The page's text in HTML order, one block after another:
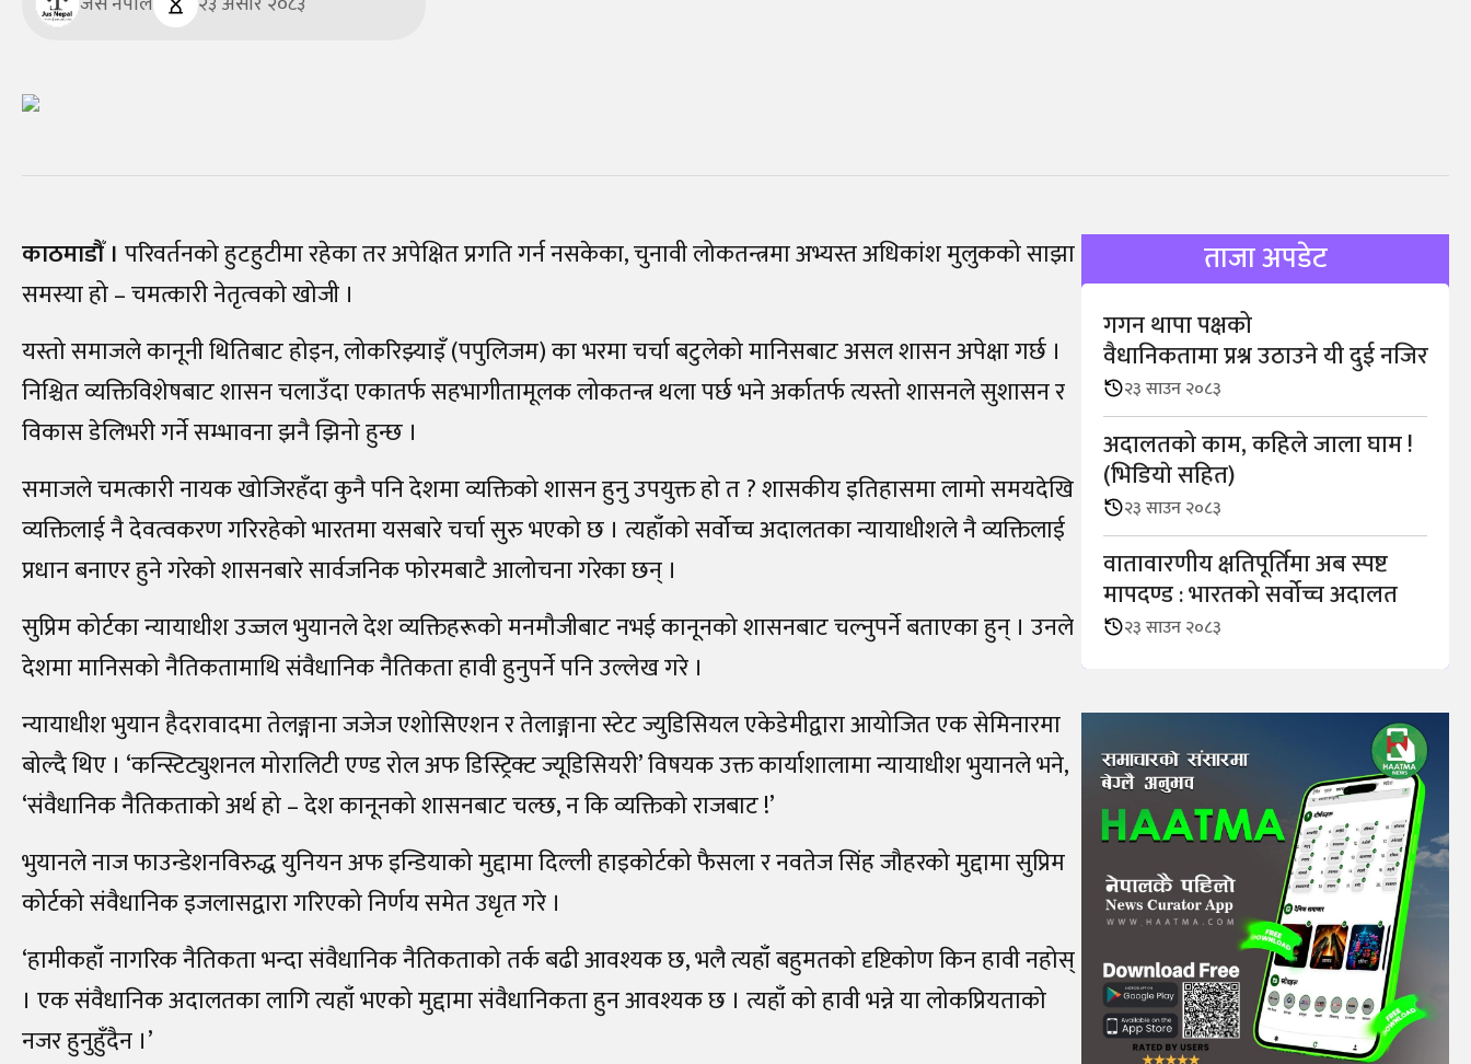
काठमाडौँ । परिवर्तनको हुटहुटीमा रहेका तर अपेक्षित प्रगति गर्न नसकेका, चुनावी लोकतन्त्रमा अभ्यस्त अधिकांश मुलुकको साझा
समस्या हो – चमत्कारी नेतृत्वको खोजी ।
यस्तो समाजले कानूनी थितिबाट होइन, लोकरिझ्याइँ (पपुलिजम) का भरमा चर्चा बटुलेको मानिसबाट असल शासन अपेक्षा गर्छ ।
निश्चित व्यक्तिविशेषबाट शासन चलाउँदा एकातर्फ सहभागीतामूलक लोकतन्त्र थला पर्छ भने अर्कातर्फ त्यस्तो शासनले सुशासन र
विकास डेलिभरी गर्ने सम्भावना झनै झिनो हुन्छ ।
समाजले चमत्कारी नायक खोजिरहँदा कुनै पनि देशमा व्यक्तिको शासन हुनु उपयुक्त हो त ? शासकीय इतिहासमा लामो समयदेखि
व्यक्तिलाई नै देवत्वकरण गरिरहेको भारतमा यसबारे चर्चा सुरु भएको छ । त्यहाँको सर्वोच्च अदालतका न्यायाधीशले नै व्यक्तिलाई
प्रधान बनाएर हुने गरेको शासनबारे सार्वजनिक फोरमबाटै आलोचना गरेका छन् ।
सुप्रिम कोर्टका न्यायाधीश उज्जल भुयानले देश व्यक्तिहरूको मनमौजीबाट नभई कानूनको शासनबाट चल्नुपर्ने बताएका हुन् । उनले
देशमा मानिसको नैतिकतामाथि संवैधानिक नैतिकता हावी हुनुपर्ने पनि उल्लेख गरे ।
न्यायाधीश भुयान हैदरावादमा तेलङ्गाना जजेज एशोसिएशन र तेलाङ्गाना स्टेट ज्युडिसियल एकेडेमीद्वारा आयोजित एक सेमिनारमा
बोल्दै थिए । ‘कन्स्टिट्युशनल मोरालिटी एण्ड रोल अफ डिस्ट्रिक्ट ज्यूडिसियरी’ विषयक उक्त कार्याशालामा न्यायाधीश भुयानले भने,
‘संवैधानिक नैतिकताको अर्थ हो – देश कानूनको शासनबाट चल्छ, न कि व्यक्तिको राजबाट !’
भुयानले नाज फाउन्डेशनविरुद्ध युनियन अफ इन्डियाको मुद्दामा दिल्ली हाइकोर्टको फैसला र नवतेज सिंह जौहरको मुद्दामा सुप्रिम
कोर्टको संवैधानिक इजलासद्वारा गरिएको निर्णय समेत उधृत गरे ।
‘हामीकहाँ नागरिक नैतिकता भन्दा संवैधानिक नैतिकताको तर्क बढी आवश्यक छ, भलै त्यहाँ बहुमतको दृष्टिकोण किन हावी नहोस्
। एक संवैधानिक अदालतका लागि त्यहाँ भएको मुद्दामा संवैधानिकता हुन आवश्यक छ । त्यहाँ को हावी भन्ने या लोकप्रियताको
नजर हुनुहुँदैन ।’
ताजा अपडेट
गगन थापा पक्षको
वैधानिकतामा प्रश्न उठाउने यी दुई नजिर
२३ साउन २०८३
अदालतको काम, कहिले जाला घाम !
(भिडियाे सहित)
२३ साउन २०८३
वातावारणीय क्षतिपूर्तिमा अब स्पष्ट
मापदण्ड : भारतको सर्वोच्च अदालत
२३ साउन २०८३